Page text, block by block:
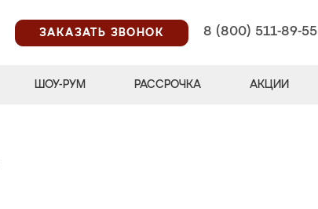
ЗАКАЗАТЬ ЗВОНОК
8 (800) 511-89-55
ШОУ-РУМ РАССРОЧКА АКЦИИ